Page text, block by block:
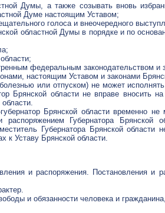
Думы, а также созывать вновь
Думе настоящим Уставом;
голоса и внеочередного
областной Думы в порядке и по
федеральным законодательством и
настоящим Уставом и законами
или отпуском) не может
Брянской области не вправе вносить
Брянской области временно не
распоряжением Губернатора Брянской
Губернатора Брянской области
к Уставу Брянской области.
и распоряжения. Постановления и
и обязанности человека и